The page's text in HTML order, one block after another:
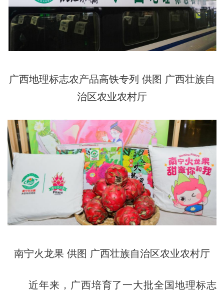
广西地理标志农产品高铁专列 供图 广西壮族自
治区农业农村厅
南宁火龙果 供图 广西壮族自治区农业农村厅
近年来，广西培育了一大批全国地理标志